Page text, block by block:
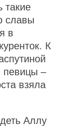
такие
славы
в
К
певицы –
взяла
Аллу